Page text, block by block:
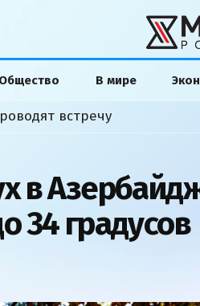
Общество В мире
встречу
в
34 градусов